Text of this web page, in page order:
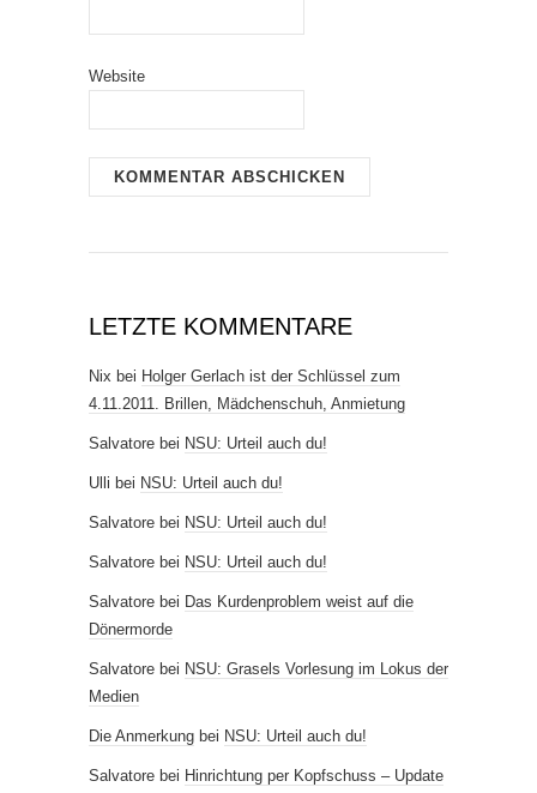
Website
LETZTE KOMMENTARE
Nix bei Holger Gerlach ist der Schlüssel zum
4.11.2011. Brillen, Mädchenschuh, Anmietung
Salvatore bei NSU: Urteil auch du!
Ulli bei NSU: Urteil auch du!
Salvatore bei NSU: Urteil auch du!
Salvatore bei NSU: Urteil auch du!
Salvatore bei Das Kurdenproblem weist auf die
Dönermorde
Salvatore bei NSU: Grasels Vorlesung im Lokus der
Medien
Die Anmerkung bei NSU: Urteil auch du!
Salvatore bei Hinrichtung per Kopfschuss – Update